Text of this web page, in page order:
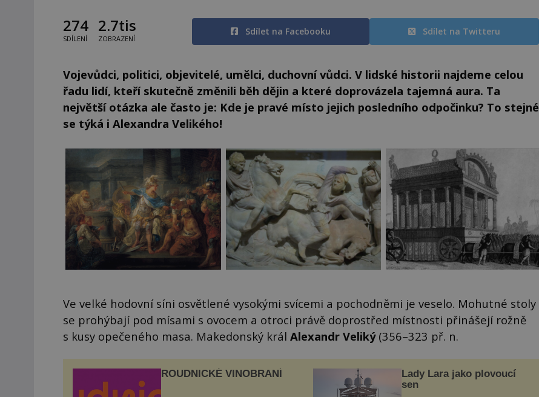
274
SDÍLENÍ
2.7tis
ZOBRAZENÍ
Sdílet na Facebooku Sdílet na Twitteru
Vojevůdci, politici, objevitelé, umělci, duchovní vůdci. V lidské historii najdeme celou
řadu lidí, kteří skutečně změnili běh dějin a které doprovázela tajemná aura. Ta
největší otázka ale často je: Kde je pravé místo jejich posledního odpočinku? To stejné
se týká i Alexandra Velikého!
Ve velké hodovní síni osvětlené vysokými svícemi a pochodněmi je veselo. Mohutné stoly
se prohýbají pod mísami s ovocem a otroci právě doprostřed místnosti přinášejí rožně
s kusy opečeného masa. Makedonský král Alexandr Veliký (356–323 př. n.
ROUDNICKÉ VINOBRANÍ
Lady Lara jako plovoucí
sen